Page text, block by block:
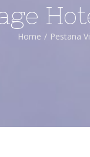
Home / Pestana